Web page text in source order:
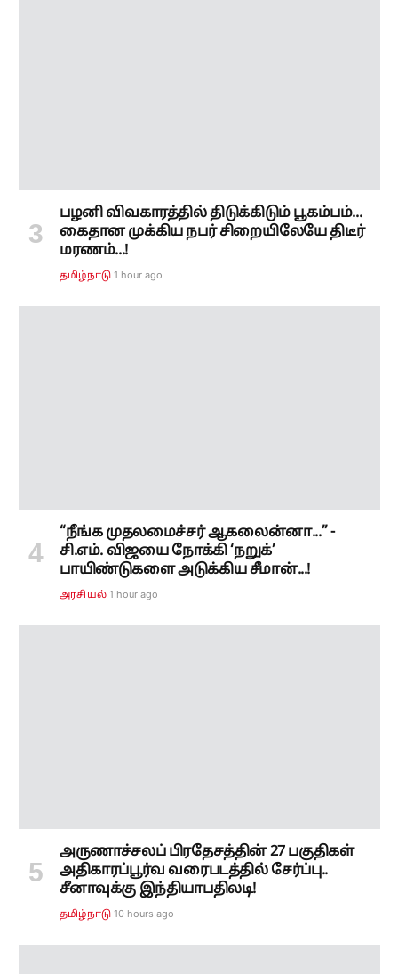
பழனி விவகாரத்தில் திடுக்கிடும் பூகம்பம்...
கைதான முக்கிய நபர் சிறையிலேயே திடீர்
மரணம்...!
தமிழ்நாடு 1 hour ago
“நீங்க முதலமைச்சர் ஆகலைன்னா...” -
சி.எம். விஜயை நோக்கி ‘நறுக்’
பாயிண்டுகளை அடுக்கிய சீமான்...!
அரசியல் 1 hour ago
அருணாச்சலப் பிரதேசத்தின் 27 பகுதிகள்
அதிகாரப்பூர்வ வரைபடத்தில் சேர்ப்பு..
சீனாவுக்கு இந்தியாபதிலடி!
தமிழ்நாடு 10 hours ago